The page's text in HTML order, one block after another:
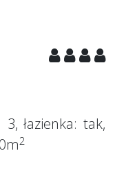
3, łazienka:tak,
2